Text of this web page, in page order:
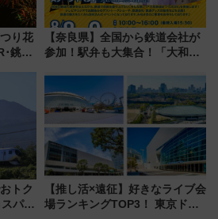
り花
･銚子
【奈良県】全国から鉄道会社が
参加！駅弁も大集合！「大和鉄
トク
パ最
【推し活×遠征】好きなライブ会
場ランキングTOP3！ 東京ドー